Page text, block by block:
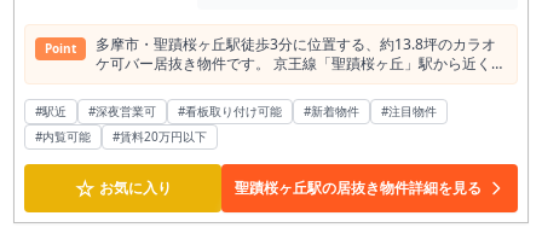
Point
多摩市・聖蹟桜ヶ丘駅徒歩3分に位置する、約13.8坪のカラオ
ケ可バー居抜き物件です。 京王線「聖蹟桜ヶ丘」駅から近く、
多摩市でバー開業、スナック開業、カラオケバー開業を検討さ
れている方にご確認いただきたい店舗物件です。 本物件の大き
な特徴は、聖蹟桜ヶ丘駅徒歩3分という駅近立地に加え、カラ
オケ利用が相談できるバー居抜きである点です。 カラオケ対応
のバー・スナック系居抜き物件は、希望される開業者が一定数
いる一方で、募集物件としては多くありません。 既にバー・ス
ナック・カラオケバー業態を検討している方にとっては、内装
や既存設備との相性を確認する価値のある物件です。 聖蹟桜ヶ
#駅近 #深夜営業可 #看板取り付け可能 #新着物件
#注目物件
#内覧可能
#賃料20万円以下
☆ お気に入り 聖蹟桜ヶ丘駅の居抜き物件詳細を見る